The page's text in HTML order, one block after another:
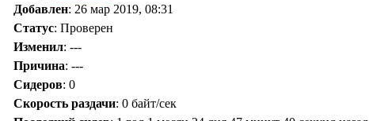
Добавлен: 26 мар 2019, 08:31
Статус: Проверен
Изменил: ---
Причина: ---
Сидеров: 0
Скорость раздачи: 0 байт/сек